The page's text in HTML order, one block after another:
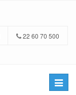
22 60 70 500
Toggle